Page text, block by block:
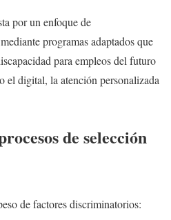
por un enfoque de
programas adaptados que
para empleos del futuro
el digital, la atención personalizada
de selección
de factores discriminatorios: